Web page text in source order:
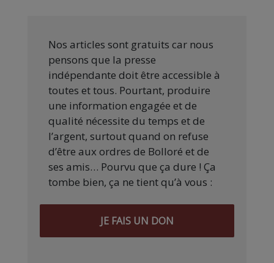
Nos articles sont gratuits car nous
pensons que la presse
indépendante doit être accessible à
toutes et tous. Pourtant, produire
une information engagée et de
qualité nécessite du temps et de
l’argent, surtout quand on refuse
d’être aux ordres de Bolloré et de
ses amis… Pourvu que ça dure ! Ça
tombe bien, ça ne tient qu’à vous :
JE FAIS UN DON